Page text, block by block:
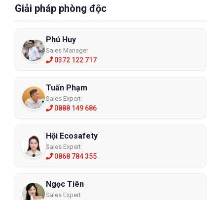
Giải pháp phòng độc
Phú Huy
Sales Manager
0372 122 717
Tuấn Phạm
Sales Expert
0888 149 686
Hội Ecosafety
Sales Expert
0868 784 355
Ngọc Tiên
Sales Expert